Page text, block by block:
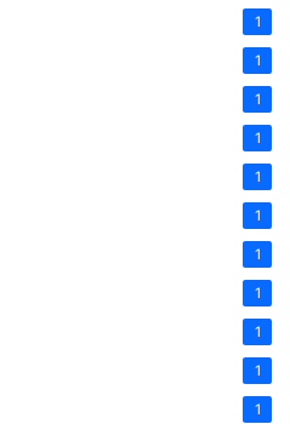
1
1
1
1
1
1
1
1
1
1
1